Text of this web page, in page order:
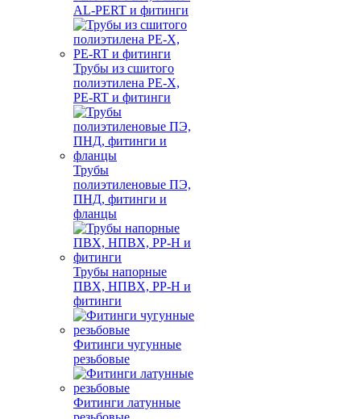
AL-PERT и фитинги
Трубы из сшитого
полиэтилена PE-X,
PE-RT и фитинги
Трубы
полиэтиленовые ПЭ,
ПНД, фитинги и
фланцы
Трубы напорные
ПВХ, НПВХ, PP-H и
фитинги
Фитинги чугунные
резьбовые
Фитинги латунные